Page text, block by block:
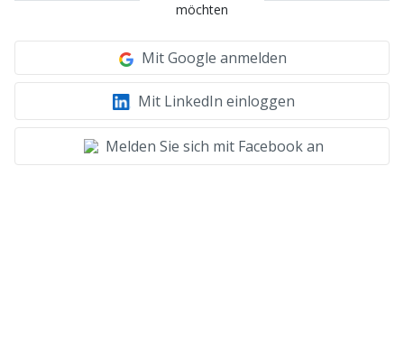
möchten
Mit Google anmelden
Mit LinkedIn einloggen
Melden Sie sich mit Facebook an